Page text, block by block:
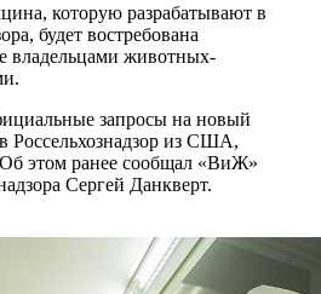
которую разрабатывают в
будет востребована
владельцами животных-
запросы на новый
Россельхознадзор из США,
этом ранее сообщал «ВиЖ»
Сергей Данкверт.